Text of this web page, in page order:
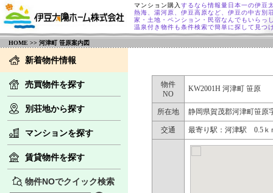
マンション購入 するなら情報量日本一の伊豆
熱海、湯河原、伊豆高原など、伊豆の中古別
家・土地・ペンション・民宿なんでもいらっ
温泉付き物件も条件検索で簡単に探して見つ
HOME >> 河津町 笹原案内図
新着物件情報
売買物件を探す
別荘地から探す
マンションを探す
賃貸物件を探す
物件NOでクイック検索
物件
NO
KW2001H 河津町 笹原
所在地 静岡県賀茂郡河津町笹
交通 最寄り駅：河津駅